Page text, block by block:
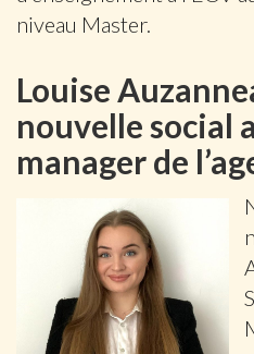
niveau Master.
Louise
nouvelle social
manager de